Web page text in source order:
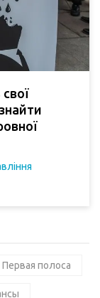
Первая полоса